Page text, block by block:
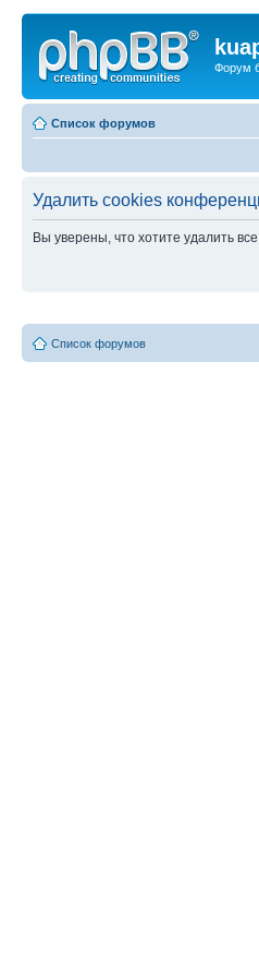
Форум
Список форумов
Удалить cookies
Вы уверены, что хотите удалить
Список форумов